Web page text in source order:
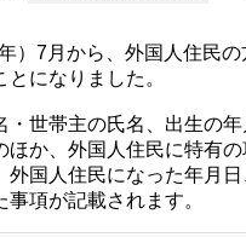
）7月から、外国人住民の
になりました。
・世帯主の氏名、出生の
ほか、外国人住民に特有の
外国人住民になった年月
項が記載されます。